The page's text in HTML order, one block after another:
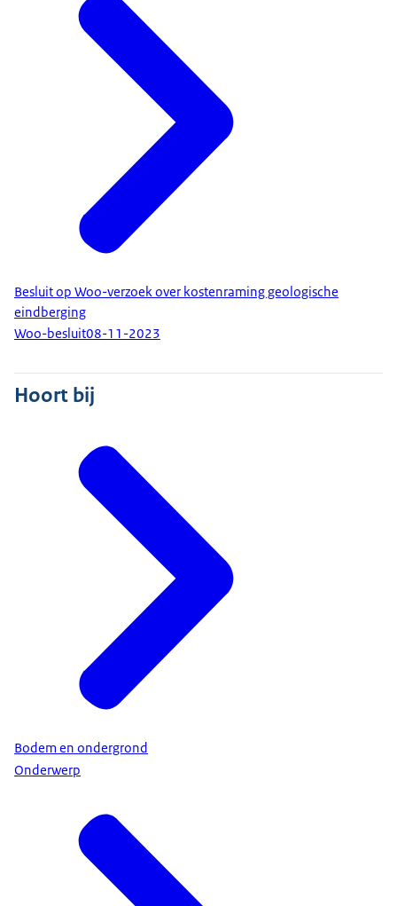
Besluit op Woo-verzoek over kostenraming geologische
eindberging
Woo-besluit08-11-2023
Hoort bij
Bodem en ondergrond
Onderwerp